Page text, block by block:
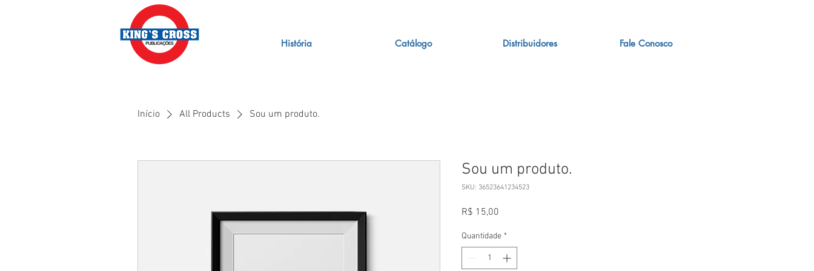
História Catálogo Distribuidores Fale Conosco
Início All Products Sou um produto.
Sou um produto.
SKU: 36523641234523
R$ 15,00
Quantidade *